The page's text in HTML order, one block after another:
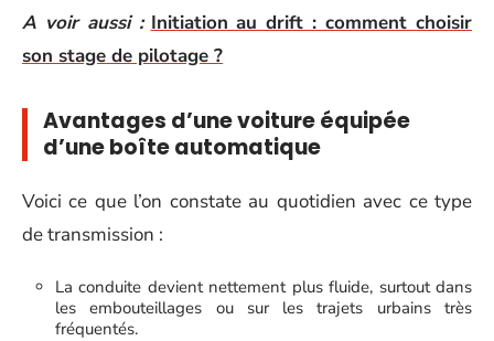
A voir aussi : Initiation au drift : comment choisir
son stage de pilotage ?
Avantages d’une voiture équipée
d’une boîte automatique
Voici ce que l’on constate au quotidien avec ce type
de transmission :
La conduite devient nettement plus fluide, surtout dans
les embouteillages ou sur les trajets urbains très
fréquentés.